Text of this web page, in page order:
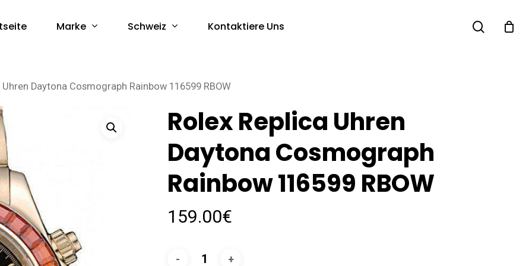
Marke Schweiz Kontaktiere Uns search
Uhren Daytona Cosmograph Rainbow 116599 RBOW
Rolex Replica Uhren
Daytona Cosmograph
Rainbow 116599 RBOW
159.00€